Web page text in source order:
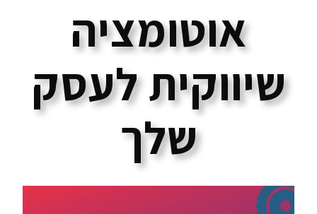
אוטומציה
שיווקית לעסק
שלך